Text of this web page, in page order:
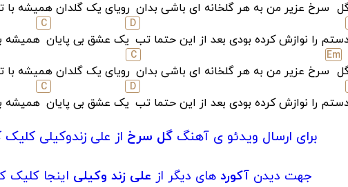
سرخ عزیر من به هر گلخانه ای باشی بدان رویای یک گلدان همیشه با
را نوازش کرده بودی بعد از این حتما تب
D
یک عشق بی پایان
C
همیشه
Em
سرخ عزیر من به هر گلخانه ای باشی بدان
C
رویای یک گلدان همیشه با
را نوازش کرده بودی بعد از این حتما تب
D
یک عشق بی پایان
C
همیشه
برای ارسال ویدئو ی آهنگ گل سرخ از علی زندوکیلی کلیک
جهت دیدن آکورد های دیگر از علی زند وکیلی اینجا کلیک